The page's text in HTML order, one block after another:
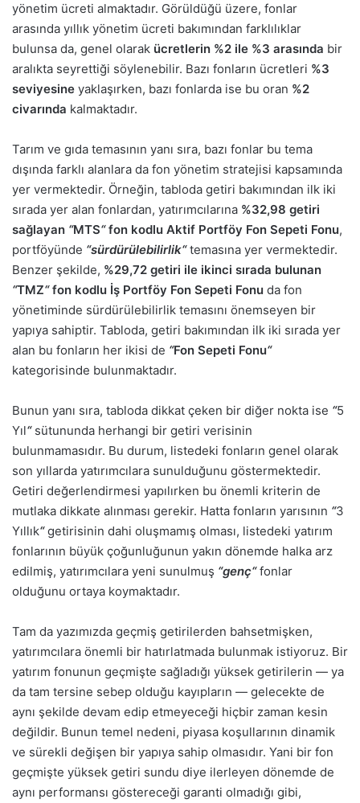
yönetim ücreti almaktadır. Görüldüğü üzere, fonlar
arasında yıllık yönetim ücreti bakımından farklılıklar
bulunsa da, genel olarak ücretlerin %2 ile %3 arasında bir
aralıkta seyrettiği söylenebilir. Bazı fonların ücretleri %3
seviyesine yaklaşırken, bazı fonlarda ise bu oran %2
civarında kalmaktadır.
Tarım ve gıda temasının yanı sıra, bazı fonlar bu tema
dışında farklı alanlara da fon yönetim stratejisi kapsamında
yer vermektedir. Örneğin, tabloda getiri bakımından ilk iki
sırada yer alan fonlardan, yatırımcılarına %32,98 getiri
sağlayan “MTS“fon kodlu Aktif Portföy Fon Sepeti Fonu,
portföyünde “sürdürülebilirlik“temasına yer vermektedir.
Benzer şekilde, %29,72 getiri ile ikinci sırada bulunan
“TMZ“fon kodlu İş Portföy Fon Sepeti Fonu da fon
yönetiminde sürdürülebilirlik temasını önemseyen bir
yapıya sahiptir. Tabloda, getiri bakımından ilk iki sırada yer
alan bu fonların her ikisi de “Fon Sepeti Fonu“
kategorisinde bulunmaktadır.
Bunun yanı sıra, tabloda dikkat çeken bir diğer nokta ise “5
Yıl“sütununda herhangi bir getiri verisinin
bulunmamasıdır. Bu durum, listedeki fonların genel olarak
son yıllarda yatırımcılara sunulduğunu göstermektedir.
Getiri değerlendirmesi yapılırken bu önemli kriterin de
mutlaka dikkate alınması gerekir. Hatta fonların yarısının “3
Yıllık“getirisinin dahi oluşmamış olması, listedeki yatırım
fonlarının büyük çoğunluğunun yakın dönemde halka arz
edilmiş, yatırımcılara yeni sunulmuş “genç“fonlar
olduğunu ortaya koymaktadır.
Tam da yazımızda geçmiş getirilerden bahsetmişken,
yatırımcılara önemli bir hatırlatmada bulunmak istiyoruz. Bir
yatırım fonunun geçmişte sağladığı yüksek getirilerin — ya
da tam tersine sebep olduğu kayıpların — gelecekte de
aynı şekilde devam edip etmeyeceği hiçbir zaman kesin
değildir. Bunun temel nedeni, piyasa koşullarının dinamik
ve sürekli değişen bir yapıya sahip olmasıdır. Yani bir fon
geçmişte yüksek getiri sundu diye ilerleyen dönemde de
aynı performansı göstereceği garanti olmadığı gibi,